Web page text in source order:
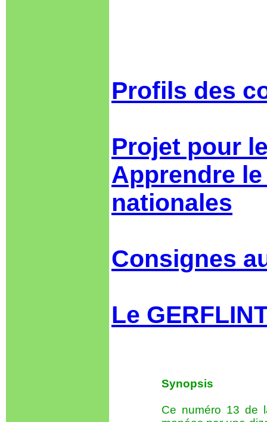
Profils des
Projet pour
Apprendre
nationales
Consignes
Le
Synopsis
Ce numéro 13 de